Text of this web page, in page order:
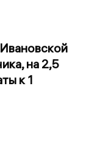
на 2,5
к 1